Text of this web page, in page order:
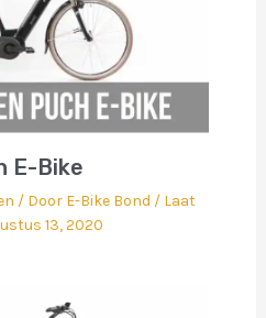
E-Bike
/ Door E-Bike Bond / Laat
13, 2020